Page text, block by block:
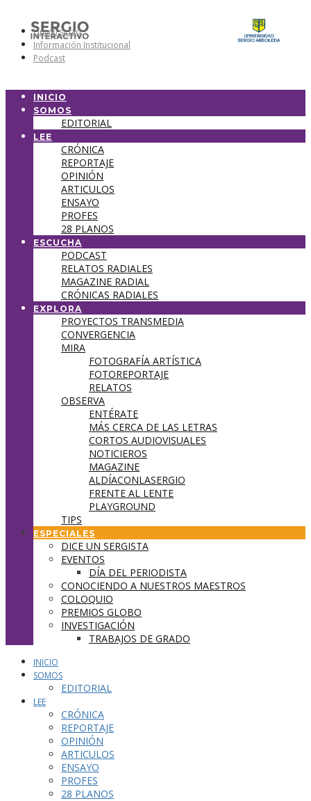
Universidad
Información Institucional
Podcast
INICIO
SOMOS
EDITORIAL
LEE
CRÓNICA
REPORTAJE
OPINIÓN
ARTICULOS
ENSAYO
PROFES
28 PLANOS
ESCUCHA
PODCAST
RELATOS RADIALES
MAGAZINE RADIAL
CRÓNICAS RADIALES
EXPLORA
PROYECTOS TRANSMEDIA
CONVERGENCIA
MIRA
FOTOGRAFÍA ARTÍSTICA
FOTOREPORTAJE
RELATOS
OBSERVA
ENTÉRATE
MÁS CERCA DE LAS LETRAS
CORTOS AUDIOVISUALES
NOTICIEROS
MAGAZINE
ALDÍACONLASERGIO
FRENTE AL LENTE
PLAYGROUND
TIPS
ESPECIALES
DICE UN SERGISTA
EVENTOS
DÍA DEL PERIODISTA
CONOCIENDO A NUESTROS MAESTROS
COLOQUIO
PREMIOS GLOBO
INVESTIGACIÓN
TRABAJOS DE GRADO
INICIO
SOMOS
EDITORIAL
LEE
CRÓNICA
REPORTAJE
OPINIÓN
ARTICULOS
ENSAYO
PROFES
28 PLANOS